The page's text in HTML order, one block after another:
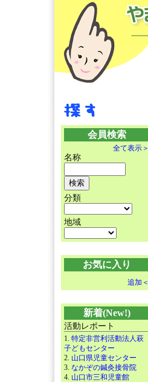
会員検索
全て表示＞
名称
分類
地域
お気に入り
追加＜
新着(New!)
活動レポート
1. 特定非営利活動法人萩
子どもセンター
2. 山口県児童センター
3. なかぞの鍼灸接骨院
4. 山口市三和児童館